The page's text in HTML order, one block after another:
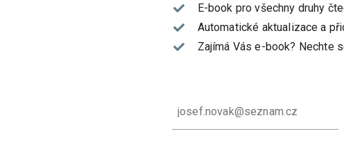
E-book pro všechny druhy
Automatické aktualizace a
Zajímá Vás e-book? Nechte